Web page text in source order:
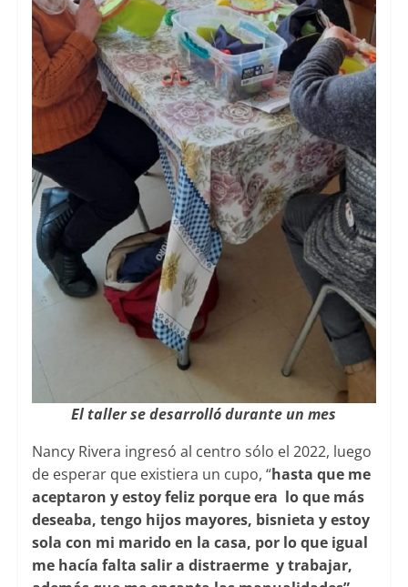
El taller se desarrolló durante un mes
Nancy Rivera ingresó al centro sólo el 2022, luego
de esperar que existiera un cupo, “hasta que me
aceptaron y estoy feliz porque era lo que más
deseaba, tengo hijos mayores, bisnieta y estoy
sola con mi marido en la casa, por lo que igual
me hacía falta salir a distraerme y trabajar,